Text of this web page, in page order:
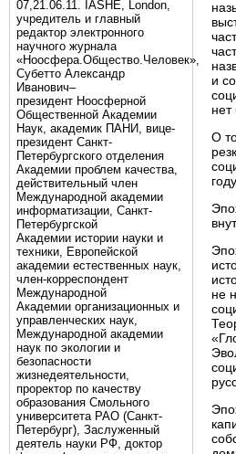
07,21.06.11. IASHE, London,
учредитель и главный
редактор электронного
научного журнала
«Ноосфера.Общество.Человек»,
Субетто Александр
Иванович–
президент Ноосферной
Общественной Академии
Наук, академик ПАНИ, вице-
президент Санкт-
Петербургского отделения
Академии проблем качества,
действительный член
Международной академии
информатизации, Санкт-
Петербургской
Академии истории науки и
техники, Европейской
академии естественных наук,
член-корреспондент
Международной
Академии организационных и
управленческих наук,
Международной академии
наук по экологии и
безопасности
жизнедеятельности,
проректор по качеству
образования Смольного
университета РАО (Санкт-
Петербург), Заслуженный
деятель науки РФ, доктор
и
нет
О
не